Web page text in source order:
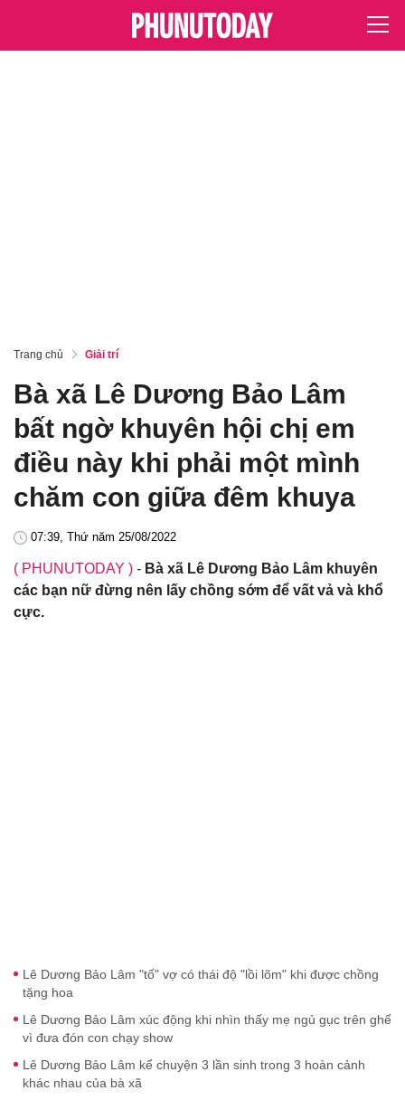
Trang chủ Giải trí
Bà xã Lê Dương Bảo Lâm
bất ngờ khuyên hội chị em
điều này khi phải một mình
chăm con giữa đêm khuya
07:39, Thứ năm 25/08/2022
( PHUNUTODAY ) - Bà xã Lê Dương Bảo Lâm khuyên
các bạn nữ đừng nên lấy chồng sớm để vất vả và khổ
cực.
Lê Dương Bảo Lâm "tố" vợ có thái độ "lồi lõm" khi được chồng
tặng hoa
Lê Dương Bảo Lâm xúc động khi nhìn thấy mẹ ngủ gục trên ghế
vì đưa đón con chạy show
Lê Dương Bảo Lâm kể chuyện 3 lần sinh trong 3 hoàn cảnh
khác nhau của bà xã